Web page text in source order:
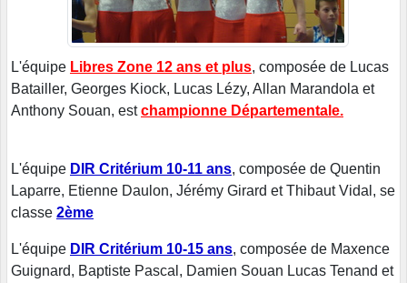
L'équipe Libres Zone 12 ans et plus, composée de Lucas
Batailler, Georges Kiock, Lucas Lézy, Allan Marandola et
Anthony Souan, estchampionne Départementale.
L'équipe DIR Critérium 10-11 ans, composée de Quentin
Laparre, Etienne Daulon, Jérémy Girard et Thibaut Vidal, se
classe 2ème
L'équipe DIR Critérium 10-15 ans, composée de Maxence
Guignard, Baptiste Pascal, Damien Souan Lucas Tenand et